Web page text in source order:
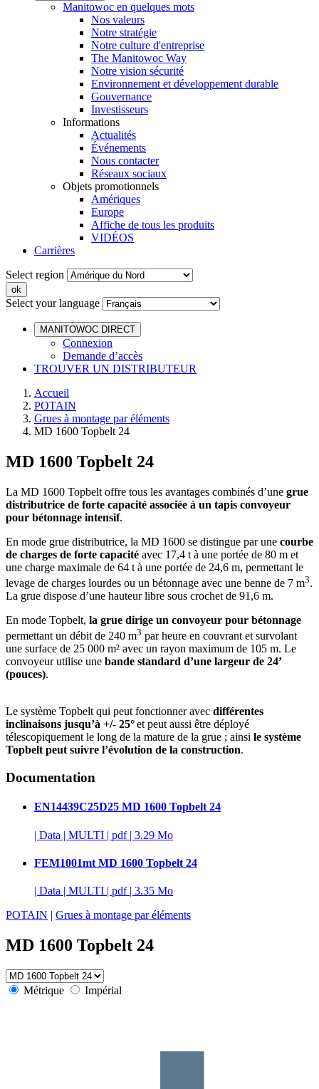
Manitowoc en quelques mots
Nos valeurs
Notre stratégie
Notre culture d'entreprise
The Manitowoc Way
Notre vision sécurité
Environnement et développement durable
Gouvernance
Investisseurs
Informations
Actualités
Événements
Nous contacter
Réseaux sociaux
Objets promotionnels
Amériques
Europe
Affiche de tous les produits
VIDÉOS
Carrières
Select region
Select your language
MANITOWOC DIRECT
Connexion
Demande d’accès
TROUVER UN DISTRIBUTEUR
Accueil
POTAIN
Grues à montage par éléments
MD 1600 Topbelt 24
MD 1600 Topbelt 24
La MD 1600 Topbelt offre tous les avantages combinés d’une grue
distributrice de forte capacité associée à un tapis convoyeur
pour bétonnage intensif.
En mode grue distributrice, la MD 1600 se distingue par une courbe
de charges de forte capacité avec 17,4 t à une portée de 80 m et
une charge maximale de 64 t à une portée de 24,6 m, permettant le
levage de charges lourdes ou un bétonnage avec une benne de 7 m3.
La grue dispose d’une hauteur libre sous crochet de 91,6 m.
En mode Topbelt, la grue dirige un convoyeur pour bétonnage
permettant un débit de 240 m3 par heure en couvrant et survolant
une surface de 25 000 m² avec un rayon maximum de 105 m. Le
convoyeur utilise une bande standard d’une largeur de 24’
(pouces).
Le système Topbelt qui peut fonctionner avec différentes
inclinaisons jusqu’à +/- 25°et peut aussi être déployé
télescopiquement le long de la mature de la grue ; ainsi le système
Topbelt peut suivre l’évolution de la construction.
Documentation
EN14439C25D25 MD 1600 Topbelt 24
| Data | MULTI | pdf | 3.29 Mo
FEM1001mt MD 1600 Topbelt 24
| Data | MULTI | pdf | 3.35 Mo
POTAIN | Grues à montage par éléments
MD 1600 Topbelt 24
Métrique Impérial